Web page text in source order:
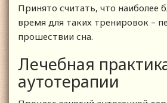
Принято считать, что наиболее
время для таких тренировок –
прошествии сна.
Лечебная
аутотерапии